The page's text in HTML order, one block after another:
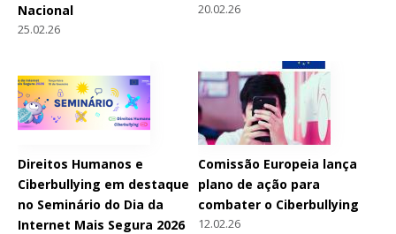
Nacional
25.02.26
20.02.26
Direitos Humanos e
Ciberbullying em destaque
no Seminário do Dia da
Internet Mais Segura 2026
Comissão Europeia lança
plano de ação para
combater o Ciberbullying
12.02.26